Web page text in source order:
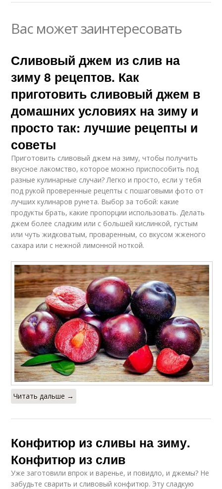
Вас может заинтересовать
Сливовый джем из слив на
зиму 8 рецептов. Как
приготовить сливовый джем в
домашних условиях на зиму и
просто так: лучшие рецепты и
советы
Приготовить сливовый джем на зиму, чтобы получить
вкусное лакомство, которое можно приспособить под
разные кулинарные случаи? Легко и просто, если у тебя
под рукой проверенные рецепты с пошаговыми фото от
лучших кулинаров рунета. Выбор за тобой: какие
продукты брать, какие пропорции использовать. Делать
джем более сладким или с большей кислинкой, густым
или чуть жидковатым, проваренным, со вкусом жженого
сахара или с нежной лимонной ноткой.
Читать дальше →
Конфитюр из сливы на зиму.
Конфитюр из слив
Уже заготовили впрок и варенье, и повидло, и джемы? Не
забудьте сварить и сливовый конфитюр. Эту сладкую